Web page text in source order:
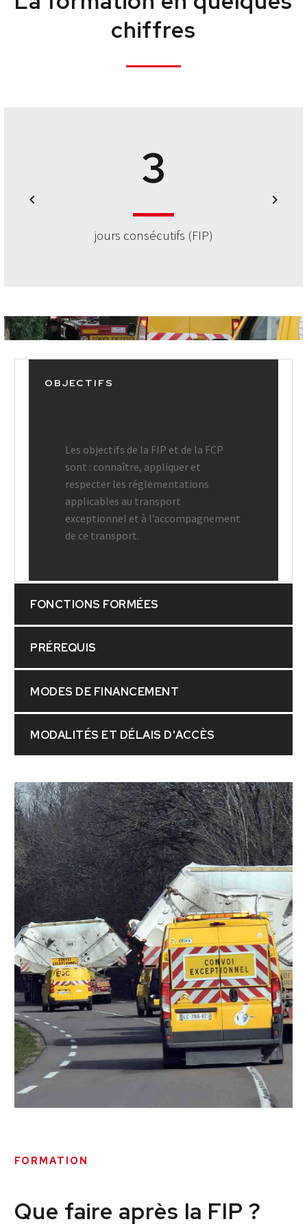
chiffres
0
1
3
jours consécutifs (FIP)
OBJECTIFS
Les objectifs de la FIP et de la FCP
sont : connaître, appliquer et
respecter les réglementations
applicables au transport
exceptionnel et à l’accompagnement
de ce transport.
FONCTIONS FORMÉES
PRÉREQUIS
MODES DE FINANCEMENT
MODALITÉS ET DÉLAIS D'ACCÈS
FORMATION
Que faire après la FIP ?